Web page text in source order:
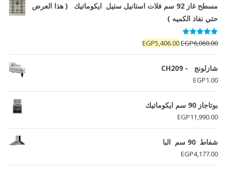
مسطح غاز 92 سم فلات استانيل ستيل ايكوماتيك ( هذا العرض
حتي نفاذ الكميه )
تم التقييم
5.00 من 5EGP6,060.00
السعر
الأصلي
هو:
EGP5,406.00
السعر
الحالي
شازلونج - CH209
EGP1.00
بوتاجاز 90 سم ايكوماتيك
EGP11,990.00
شفاط 90 سم البا
EGP4,177.00